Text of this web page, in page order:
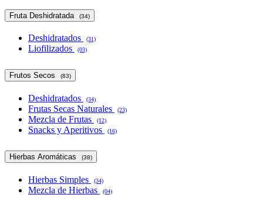
Fruta Deshidratada (34)
Deshidratados (31)
Liofilizados (03)
Frutos Secos (83)
Deshidratados (34)
Frutas Secas Naturales (23)
Mezcla de Frutas (12)
Snacks y Aperitivos (16)
Hierbas Aromáticas (38)
Hierbas Simples (34)
Mezcla de Hierbas (04)